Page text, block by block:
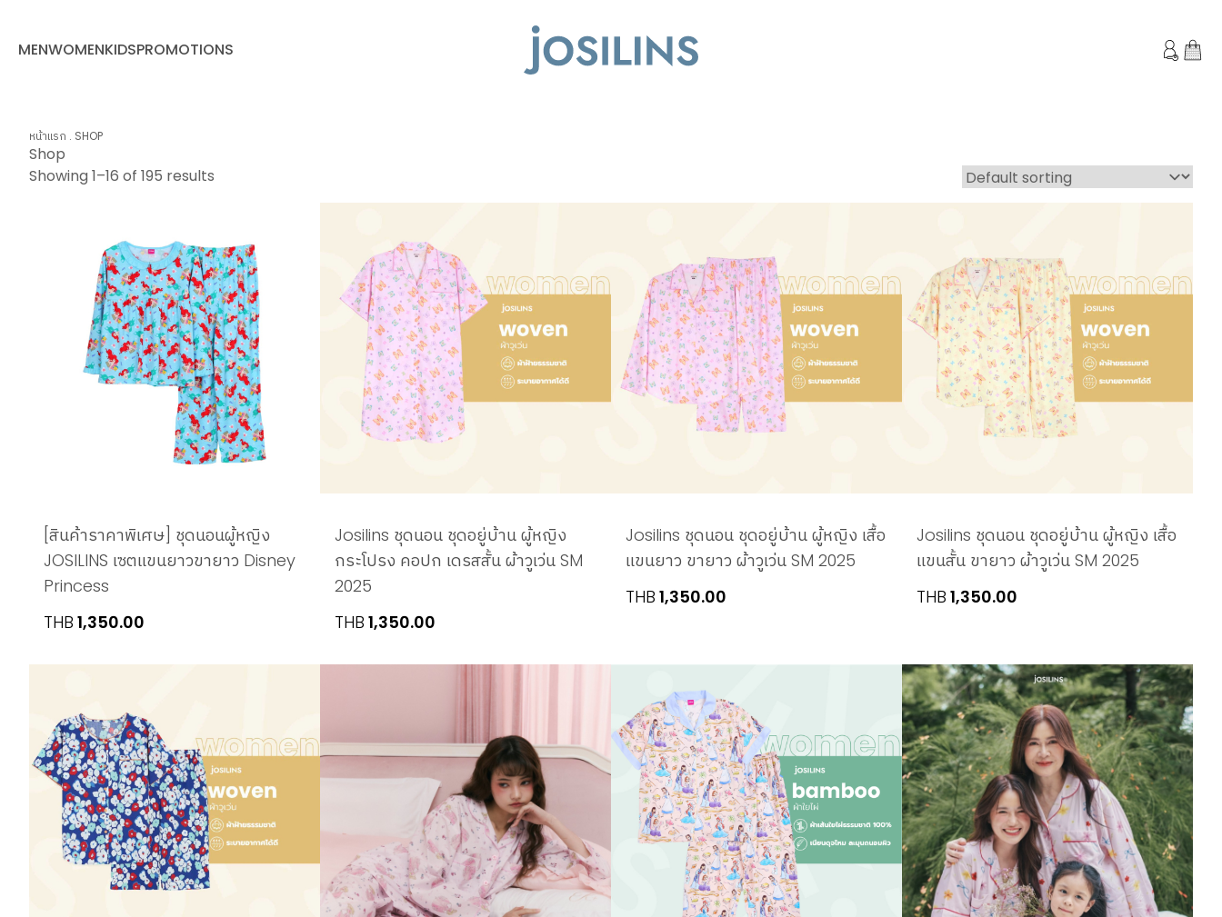
MENWOMENKIDSPROMOTIONS
หน้าแรก . SHOP
Shop
Showing 1–16 of 195 results
[สินค้าราคาพิเศษ] ชุดนอนผู้หญิง
JOSILINS เซตแขนยาวขายาว Disney
Princess
THB 1,350.00
Josilins ชุดนอน ชุดอยู่บ้าน ผู้หญิง
กระโปรง คอปก เดรสสั้น ผ้าวูเว่น SM
2025
THB 1,350.00
Josilins ชุดนอน ชุดอยู่บ้าน ผู้หญิง เสื้อ
แขนยาว ขายาว ผ้าวูเว่น SM 2025
THB 1,350.00
Josilins ชุดนอน ชุดอยู่บ้าน ผู้หญิง เสื้อ
แขนสั้น ขายาว ผ้าวูเว่น SM 2025
THB 1,350.00